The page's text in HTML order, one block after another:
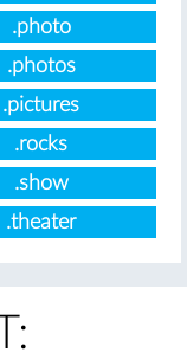
.photo
.photos
.pictures
.rocks
.show
.theater